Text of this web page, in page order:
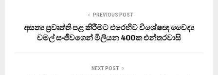
PREVIOUS POST
අසත්‍ය ප්‍රවෘත්ති පළ කිරීමට එරෙහිව විශේෂඥ වෛද්‍ය
චමල් සංජීවගෙන් මිලියන 400ක එන්තරවාසි
NEXT POST